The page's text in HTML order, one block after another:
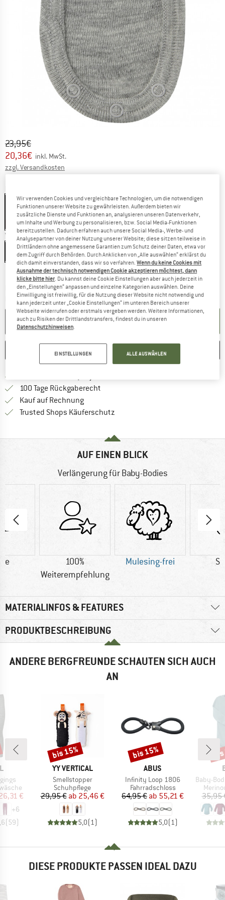
Ursprünglicher Preis :
23,95€
Preis:
20,36€ inkl. MwSt.
zzgl. Versandkosten
15%
Variante:One Size - 3-Pack
One Size - 3-Pack
Größentabelle
Lieferzeit: 2-4 WerktageDer Link öffnet sich in einer Infobox und
Menge:
IN DEN WARENKORB
MERKEN VERGLEICHEN
100 Tage Rückgaberecht
Kauf auf RechnungFinde die Zahlungs-Infos hier! Öffnet
Trusted Shops Käuferschutz
AUF EINEN BLICK
Verlängerung für Baby-Bodies
100%
Weiterempfehlung
Mulesing-frei
MATERIALINFOS & FEATURES
PRODUKTBESCHREIBUNG
ANDERE BERGFREUNDE SCHAUTEN SICH AUCH
AN
Preis
€
+6
( 59)
MARKE
YY VERTICAL
Artikel
Smellstopper
Produktgruppe
Schuhpflege
Preis
29,95 € reduzierter Preis
ab 25,46 €
5,0( 1)
Rabatt
bis 15%
MARKE
ABUS
Artikel
Infinity Loop 1806
Produktgruppe
Fahrradschloss
Preis
64,95 € reduzierter Preis
ab 55,21 €
5,0( 1)
Rabatt
bis 15%
Artikel
Baby-Body Langarm
35,95
DIESE PRODUKTE PASSEN IDEAL DAZU
Wir verwenden Cookies und vergleichbare Technologien, um die notwendigen
Funktionen unserer Website zu gewährleisten. Außerdem bieten wir
zusätzliche Dienste und Funktionen an, analysieren unseren Datenverkehr,
um Inhalte und Werbung zu personalisieren, bzw. Social Media-Funktionen
bereitzustellen. Dadurch erfahren auch unsere Social Media-, Werbe- und
Analysepartner von deiner Nutzung unserer Website; diese sitzen teilweise in
Drittländern ohne angemessene Garantien zum Schutz deiner Daten, etwa vor
dem Zugriff durch Behörden. Durch Anklicken von „Alle auswählen“ erklärst du
dich damit einverstanden, dass wir so verfahren.Wenn du keine Cookies mit
Ausnahme der technisch notwendigen Cookie akzeptieren möchtest, dann
klicke bitte hier . Du kannst deine Cookie Einstellungen aber auch jederzeit in
den „Einstellungen“ anpassen und einzelne Kategorien auswählen. Deine
Einwilligung ist freiwillig, für die Nutzung dieser Website nicht notwendig und
kann jederzeit unter „Cookie Einstellungen“ im unteren Bereich unserer
Webseite widerrufen oder erstmals vergeben werden. Weitere Informationen,
auch zu Risiken der Drittlandstransfers, findest du in unseren
Datenschutzhinweisen
EINSTELLUNGEN ALLE AUSWÄHLEN